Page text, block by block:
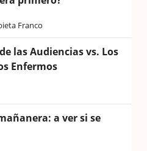
Franco
las Audiencias vs. Los
Enfermos
a ver si se